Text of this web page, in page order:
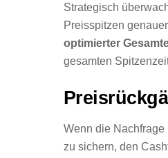
Strategisch
Preisspitzen
optimierter
gesamten
Wenn die
zu sichern, den